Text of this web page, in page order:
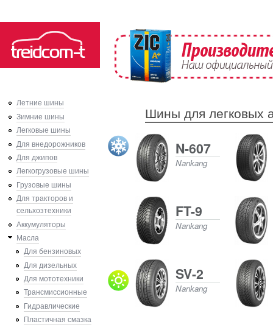
Трейдком-Т
Летние шины
Зимние шины
Легковые шины
Для внедорожников
Для джипов
Легкогрузовые шины
Грузовые шины
Для тракторов и
сельхозтехники
Аккумуляторы
Масла
Для бензиновых
Для дизельных
Для мототехники
Трансмиссионные
Гидравлические
Пластичная смазка
Шины для легковых
N-607
Nankang
FT-9
Nankang
SV-2
Nankang